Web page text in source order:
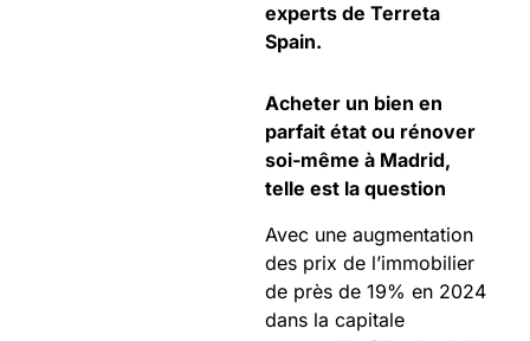
experts de Terreta
Spain.
Acheter un bien en
parfait état ou rénover
soi-même à Madrid,
telle est la question
Avec une augmentation
des prix de l’immobilier
de près de 19% en 2024
dans la capitale